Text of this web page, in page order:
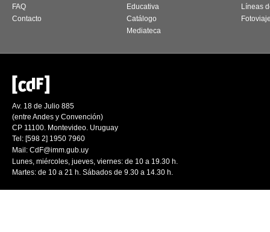
FAQ
Contacto
Educativa
Catálogo
Mediateca
Líneas
Av. 18 de Julio 885
(entre Andes y Convención)
CP 11100. Montevideo. Uruguay
Tel: [598 2] 1950 7960
Mail: CdF@imm.gub.uy
Lunes, miércoles, jueves, viernes: de 10 a 19.30 h.
Martes: de 10 a 21 h. Sábados de 9.30 a 14.30 h.